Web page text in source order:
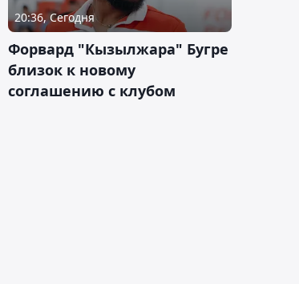
20:36, Сегодня
Форвард "Кызылжара" Бугре
близок к новому
соглашению с клубом